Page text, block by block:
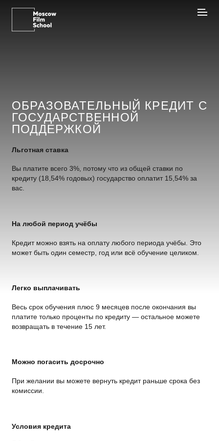
ОБРАЗОВАТЕЛЬНЫЙ КРЕДИТ С
ГОСУДАРСТВЕННОЙ
ПОДДЕРЖКОЙ
Льготная ставка
Вы платите всего 3%, потому что из общей ставки по
кредиту (18,54% годовых) государство оплатит 15,54% за
вас.
На любой период учёбы
Кредит можно взять на оплату любого периода учёбы. Это
может быть один семестр, год или всё обучение целиком.
Легко выплачивать
Весь срок обучения плюс 9 месяцев после окончания вы
платите только проценты по кредиту — остальное можете
возвращать в течение 15 лет.
Можно погасить досрочно
При желании вы можете вернуть кредит раньше срока без
комиссии.
Условия кредита